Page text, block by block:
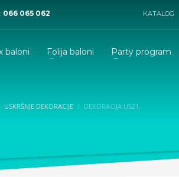
066 065 062 KATALOG
baloni Folija baloni Party program
USKRŠNJE DEKORACIJE DEKORACIJA US21